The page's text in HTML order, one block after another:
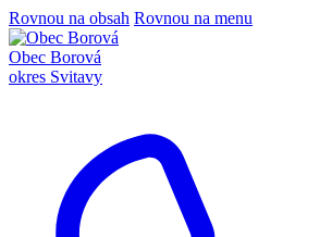
Rovnou na obsah Rovnou na menu
Obec Borová
okres Svitavy